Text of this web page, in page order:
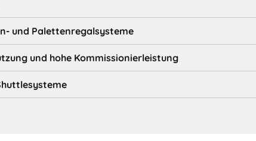
und Palettenregalsysteme
und hohe Kommissionierleistung